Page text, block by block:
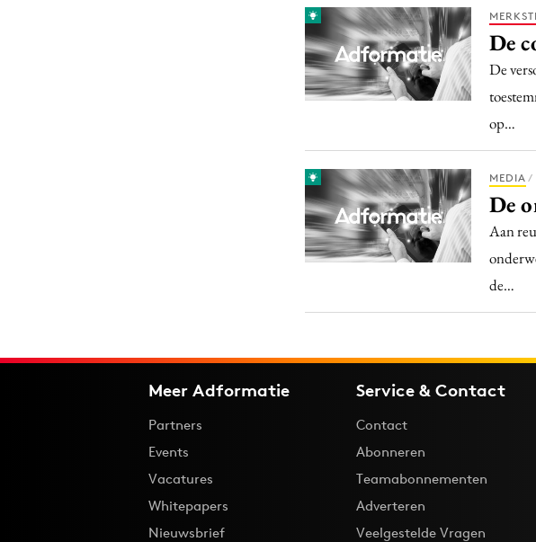
Gedragsverandering
Influencer marketing
Interne communicatie
De
De
op…
MEDIA /
De
Aan
de…
Meer Adformatie
Partners
Events
Vacatures
Whitepapers
Nieuwsbrief
Service & Contact
Contact
Abonneren
Teamabonnementen
Adverteren
Veelgestelde Vragen